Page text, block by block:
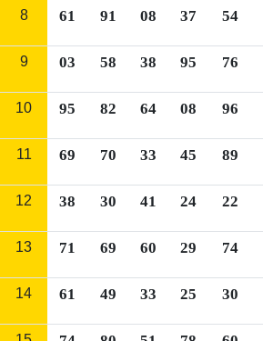
8 61 91 08 37 54
9 03 58 38 95 76
10 95 82 64 08 96
11 69 70 33 45 89
12 38 30 41 24 22
13 71 69 60 29 74
14 61 49 33 25 30